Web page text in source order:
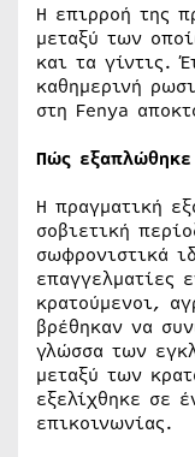
Η επιρροή της
μεταξύ των
και τα γίντις.
καθημερινή
στη Fenya
Πώς εξαπλώθηκε
Η πραγματική
σοβιετική
σωφρονιστικά
επαγγελματίες
κρατούμενοι,
βρέθηκαν να
γλώσσα των
μεταξύ των
εξελίχθηκε σε
επικοινωνίας.